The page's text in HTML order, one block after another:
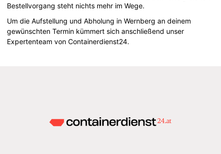
Bestellvorgang steht nichts mehr im Wege.
Um die Aufstellung und Abholung in Wernberg an deinem
gewünschten Termin kümmert sich anschließend unser
Expertenteam von Containerdienst24.